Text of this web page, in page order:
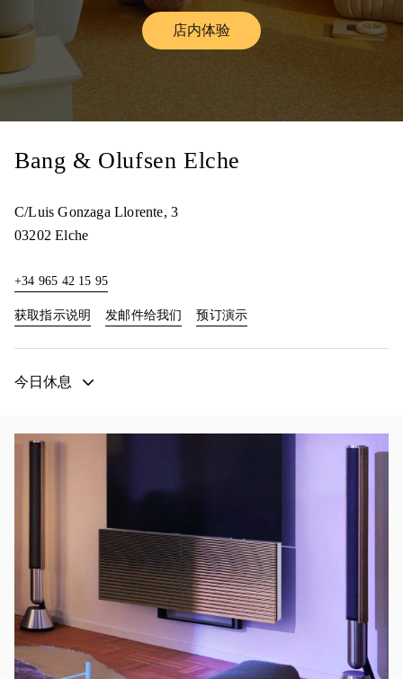
店内体验
Link Opens in New Tab
Bang & Olufsen Elche
C/Luis Gonzaga Llorente, 3
03202 Elche
+34 965 42 15 95
获取指示说明 Link Opens in New Tab
发邮件给我们 预订演示Link Opens in New Tab
今日休息
活动图片